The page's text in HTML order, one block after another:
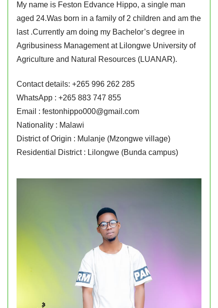
My name is Feston Edvance Hippo, a single man
aged 24.Was born in a family of 2 children and am the
last .Currently am doing my Bachelor’s degree in
Agribusiness Management at Lilongwe University of
Agriculture and Natural Resources (LUANAR).
Contact details: +265 996 262 285
WhatsApp : +265 883 747 855
Email : festonhippo000@gmail.com
Nationality : Malawi
District of Origin : Mulanje (Mzongwe village)
Residential District : Lilongwe (Bunda campus)